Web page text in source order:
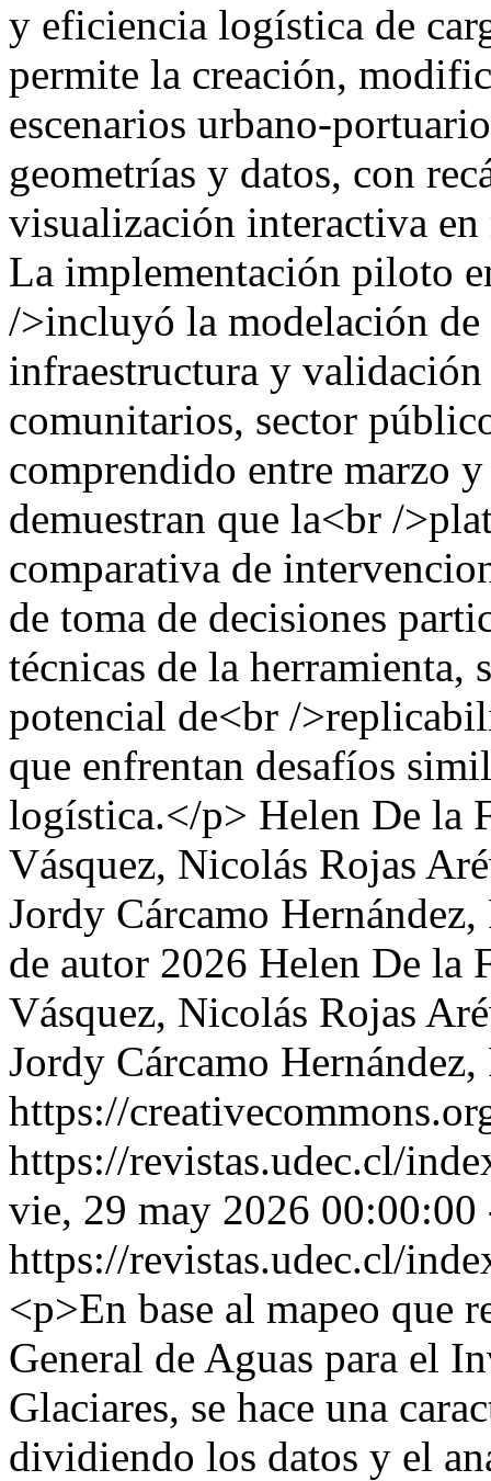
y eficiencia logística de
permite la creación,
escenarios urbano-
geometrías y datos, con
visualización interactiva
La implementación piloto
/>incluyó la modelación de
infraestructura y
comunitarios, sector
comprendido entre marzo
demuestran que la<br /
comparativa de
de toma de decisiones
técnicas de la herramienta,
potencial de<br /
que enfrentan desafíos
logística.</p> Helen De la
Vásquez, Nicolás Rojas
Jordy Cárcamo
de autor 2026 Helen De la
Vásquez, Nicolás Rojas
Jordy Cárcamo
https://
https://revistas.udec.cl/
vie, 29 may 2026 00:00:00
https://revistas.udec.cl/
<p>En base al mapeo que
General de Aguas para el
Glaciares, se hace una
dividiendo los datos y el